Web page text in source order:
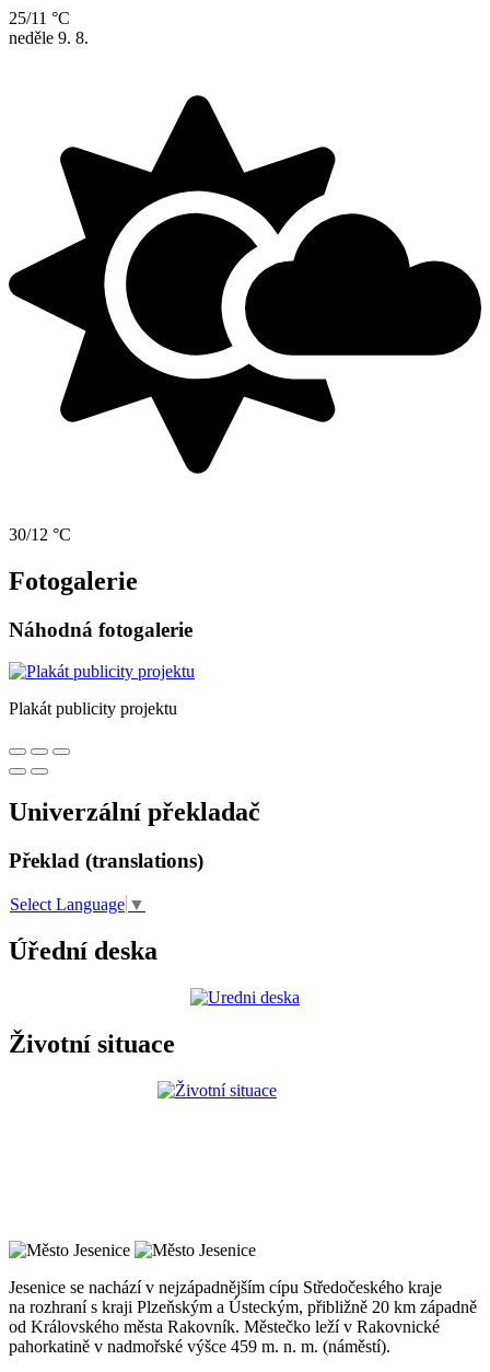
25/11 °C
neděle 9. 8.
30/12 °C
Fotogalerie
Náhodná fotogalerie
Plakát publicity projektu
Univerzální překladač
Překlad (translations)
Select Language ▼
Úřední deska
Životní situace
Jesenice se nachází v nejzápadnějším cípu Středočeského kraje
na rozhraní s kraji Plzeňským a Ústeckým, přibližně 20 km západně
od Královského města Rakovník. Městečko leží v Rakovnické
pahorkatině v nadmořské výšce 459 m. n. m. (náměstí).